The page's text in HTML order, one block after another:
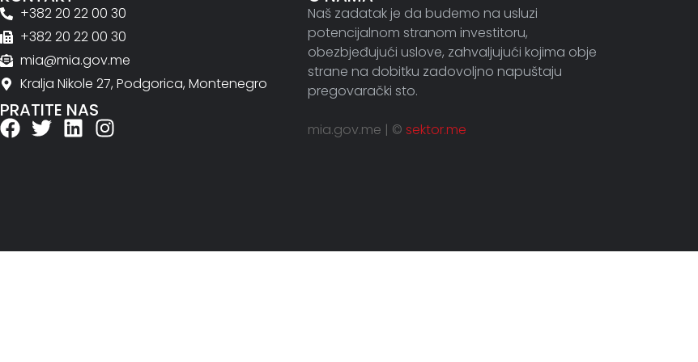
+382 20 22 00 30
+382 20 22 00 30
mia@mia.gov.me
Kralja Nikole 27, Podgorica, Montenegro
PRATITE NAS
Naš zadatak je da budemo na usluzi
potencijalnom stranom investitoru,
obezbjeđujući uslove, zahvaljujući kojima obje
strane na dobitku zadovoljno napuštaju
pregovarački sto.
mia.gov.me | © sektor.me